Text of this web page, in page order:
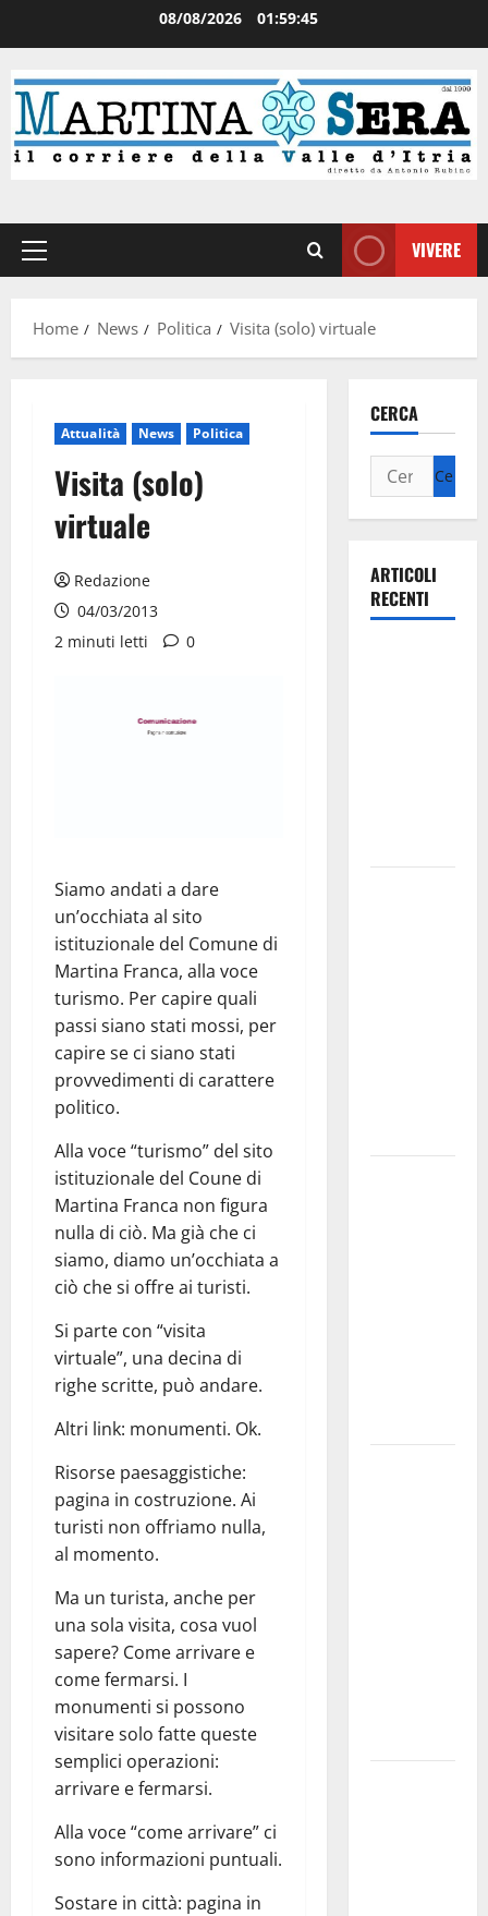
08/08/2026 01:59:45
VIVERE
Home News Politica Visita (solo) virtuale
Attualità News Politica
Visita (solo)
virtuale
Redazione
04/03/2013
2 minuti letti
0
Siamo andati a dare
un’occhiata al sito
istituzionale del Comune di
Martina Franca, alla voce
turismo. Per capire quali
passi siano stati mossi, per
capire se ci siano stati
provvedimenti di carattere
politico.
Alla voce “turismo” del sito
istituzionale del Coune di
Martina Franca non figura
nulla di ciò. Ma già che ci
siamo, diamo un’occhiata a
ciò che si offre ai turisti.
Si parte con “visita
virtuale”, una decina di
righe scritte, può andare.
Altri link: monumenti. Ok.
Risorse paesaggistiche:
pagina in costruzione. Ai
turisti non offriamo nulla,
al momento.
Ma un turista, anche per
una sola visita, cosa vuol
sapere? Come arrivare e
come fermarsi. I
monumenti si possono
visitare solo fatte queste
semplici operazioni:
arrivare e fermarsi.
Alla voce “come arrivare” ci
sono informazioni puntuali.
Sostare in città: pagina in
CERCA
ARTICOLI
RECENTI